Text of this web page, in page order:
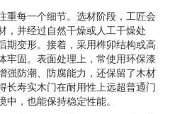
重每一个细节。选材阶段，工匠会
，并经过自然干燥或人工干燥处
期变形。接着，采用榫卯结构或高
牢固。表面处理上，常使用环保漆
强防潮、防腐能力，还保留了木材
长寿实木门在耐用性上远超普通门
，也能保持稳定性能。